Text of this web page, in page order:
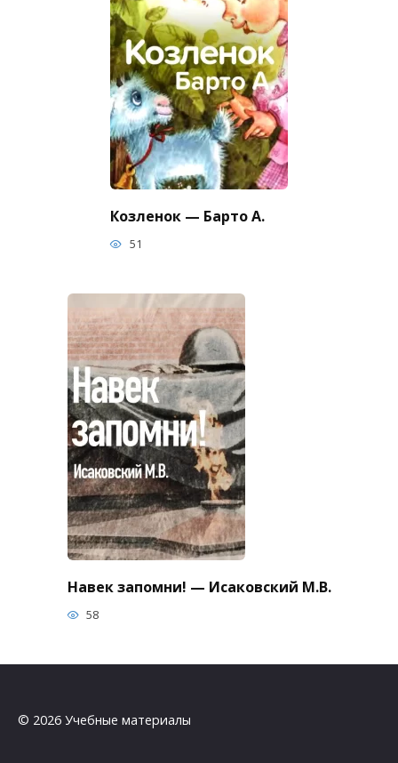
Козленок — Барто А.
51
Навек запомни! — Исаковский М.В.
58
© 2026 Учебные материалы